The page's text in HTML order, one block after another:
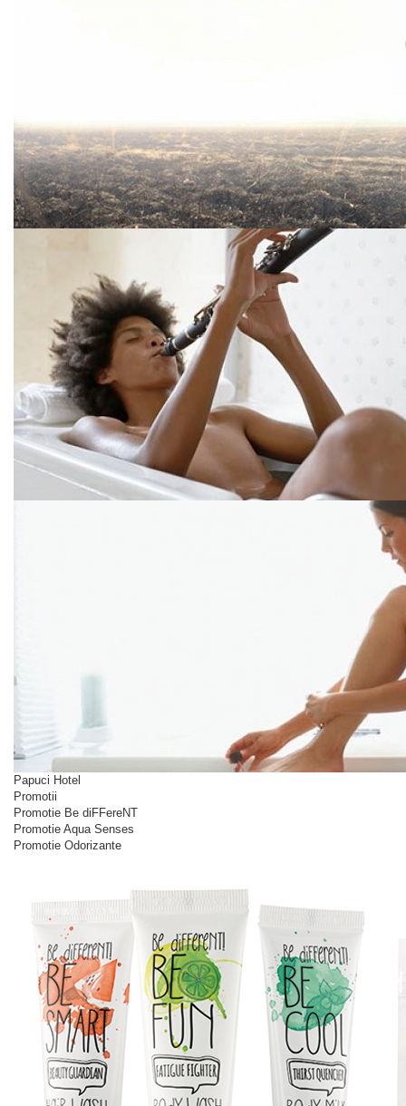
Papuci Hotel
Promotii
Promotie Be diFFereNT
Promotie Aqua Senses
Promotie Odorizante